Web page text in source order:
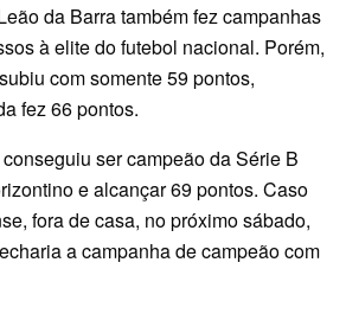
da Barra também fez campanhas
à elite do futebol nacional. Porém,
com somente 59 pontos,
fez 66 pontos.
ser campeão da Série B
e alcançar 69 pontos. Caso
fora de casa, no próximo sábado,
a campanha de campeão com